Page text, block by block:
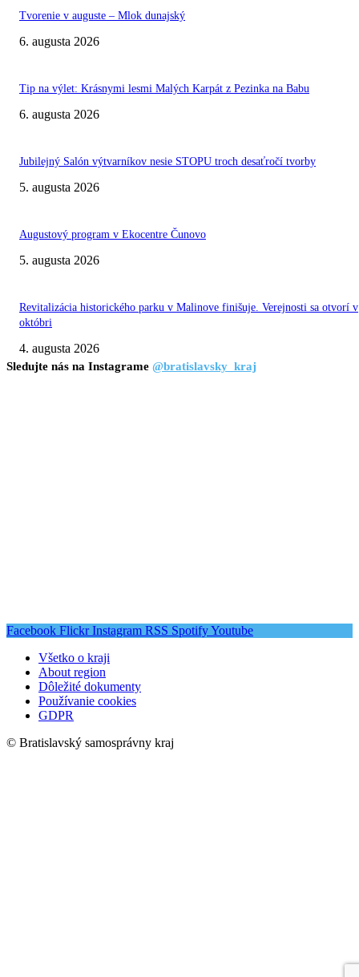
Tvorenie v auguste – Mlok dunajský
6. augusta 2026
Tip na výlet: Krásnymi lesmi Malých Karpát z Pezinka na Babu
6. augusta 2026
Jubilejný Salón výtvarníkov nesie STOPU troch desaťročí tvorby
5. augusta 2026
Augustový program v Ekocentre Čunovo
5. augusta 2026
Revitalizácia historického parku v Malinove finišuje. Verejnosti sa otvorí v
októbri
4. augusta 2026
Sledujte nás na Instagrame @bratislavsky_kraj
Facebook Flickr Instagram RSS SpotifyYoutube
Všetko o kraji
About region
Dôležité dokumenty
Používanie cookies
GDPR
© Bratislavský samosprávny kraj